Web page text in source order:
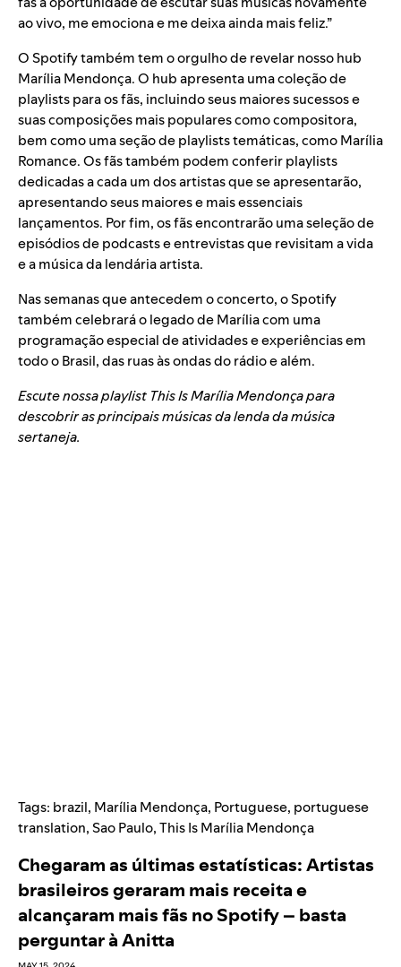
ao vivo, me emociona e me deixa ainda mais feliz.”
O Spotify também tem o orgulho de revelar nossohub
Marília Mendonça. O hub apresenta uma coleção de
playlists para os fãs, incluindoseusmaiores sucessose
suascomposições mais populares como compositora,
bem como uma seção de playlists temáticas, comoMarília
Romance. Os fãs também podem conferir playlists
dedicadas a cada um dos artistasque se apresentarão,
apresentando seus maiores e mais essenciais
lançamentos. Por fim, os fãs encontrarão uma seleção de
episódios de podcasts e entrevistas que revisitam a vida
e a música da lendária artista.
Nas semanas que antecedem o concerto, o Spotify
também celebrará o legado de Marília com uma
programação especial de atividades e experiências em
todo o Brasil, das ruas às ondas do rádio e além.
Escute nossa playlist This Is Marília Mendonçapara
descobrir as principais músicas da lenda da música
sertaneja.
Tags: brazil, Marília Mendonça, Portuguese, portuguese
translation,Sao Paulo,This Is Marília Mendonça
Chegaram as últimas estatísticas: Artistas
brasileiros geraram mais receita e
alcançaram mais fãs no Spotify – basta
perguntar à Anitta